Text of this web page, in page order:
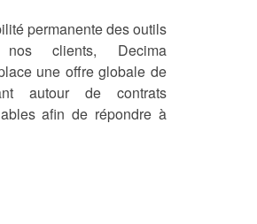
permanente des outils
clients, Decima
une offre globale de
autour de contrats
afin de répondre à